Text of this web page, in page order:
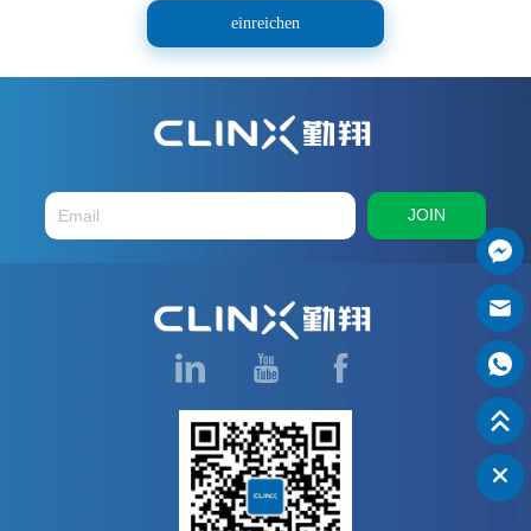
einreichen
JOIN